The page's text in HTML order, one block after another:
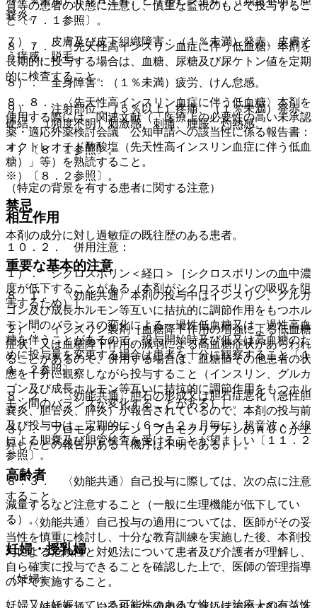
質等の患者の状態に注意し、慎重な監視のもとで投与するこ
と〔７．１参照〕。
８．７． 〈先天性高インスリン血症に伴う低血糖〉本剤を
長期的に投与する場合は、血糖、尿糖及び尿ケトン値を定期
的に検査すること。
８．８． 〈先天性高インスリン血症に伴う低血糖〉本剤を
使用する際には、関連文献（「医療上の必要性の高い未承認
薬・適応外薬検討会議 公知申請への該当性に係る報告書：
オクトレオチド酢酸塩（先天性高インスリン血症に伴う低血
糖）」等）を熟読すること。
（特定の背景を有する患者に関する注意）
相互作用
１０．２． 併用注意：
１）． シクロスポリン＜経口＞［シクロスポリンの血中濃
度が低下することがある（本剤がシクロスポリンの吸収を阻
害するため）］。
２）． インスリン製剤［血糖降下作用の増強による低血糖
症状、又は血糖降下作用の減弱による高血糖症状があらわれ
ることがあるので、併用する場合は、血糖値その他患者の状
態を十分に観察しながら投与すること（インスリン、グルカ
ゴン及び成長ホルモン等互いに拮抗的に調節作用をもつホル
モン間のバランスが変化することがある）］。
３）． ブロモクリプチン［ブロモクリプチンのＡＵＣが上
昇したとの報告がある（機序は不明である）］。
高齢者
減量するなど注意すること（一般に生理機能が低下してい
る）。
妊婦・授乳婦
（妊婦）
妊婦又は妊娠している可能性のある女性には治療上の有益性
嚢炎。
７）． 皮膚及び皮下組織障害：（１％未満）発赤、皮膚そ
う痒感、脱毛。
８）． 全身障害：（１％未満）疲労、けん怠感。
９）． 注射部位：（５％以上）疼痛、（１％未満）発赤、
硬結、（頻度不明）刺激感、刺痛、腫脹、灼熱感。
＊）〔８．１参照〕。
※）〔８．２参照〕。
禁忌
本剤の成分に対し過敏症の既往歴のある患者。
重要な基本的注意
８．１． 〈効能共通〉本剤の投与中はインスリン、グルカ
ゴン及び成長ホルモン等互いに拮抗的に調節作用をもつホル
モン間のバランスの変化による一過性低血糖又は一過性高血
糖を伴うことがあるので、投与開始時及び低又は高血糖のた
めに投与量を変更する場合は患者を十分に観察すること〔１
１．２参照〕。
８．２． 〈効能共通〉胆石の形成又は胆石症悪化（急性胆
嚢炎、胆管炎、膵炎）が報告されているので、本剤の投与前
及び投与中は、定期的に（６〜１２ヵ月毎に）超音波・Ｘ線
による胆嚢及び胆管検査を受けることが望ましい〔１１．２
参照〕。
８．３． 〈効能共通〉自己投与に際しては、次の点に注意
すること。
・ 〈効能共通〉自己投与の適用については、医師がその妥
当性を慎重に検討し、十分な教育訓練を実施した後、本剤投
与による危険性と対処法について患者及び介護者が理解し、
自ら確実に投与できることを確認した上で、医師の管理指導
の下で実施すること。